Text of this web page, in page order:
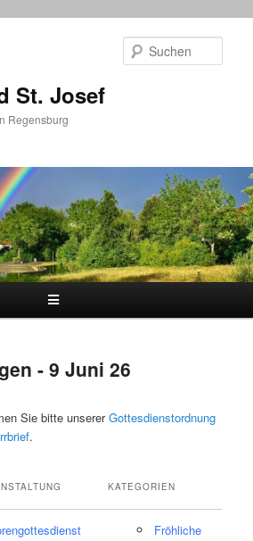
St. Josef
Regensburg
- 9 Juni 26
Sie bitte unsererGottesdienstordnung
.
KATEGORIEN
Fröhliche